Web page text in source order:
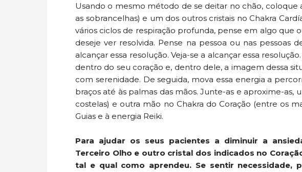
Usando o mesmo método de se deitar no chão, coloque
as sobrancelhas) e um dos outros cristais no Chakra
vários ciclos de respiração profunda, pense em algo que
deseje ver resolvida. Pense na pessoa ou nas pessoas
alcançar essa resolução. Veja-se a alcançar essa
dentro do seu coração e, dentro dele, a imagem dessa
com serenidade. De seguida, mova essa energia a
braços até às palmas das mãos. Junte-as e aproxime-as,
costelas) e outra mão no Chakra do Coração (entre os
Guias e à energia Reiki.
Para ajudar os seus pacientes a diminuir a
Terceiro Olho e outro cristal dos indicados no
tal e qual como aprendeu. Se sentir necessidade,